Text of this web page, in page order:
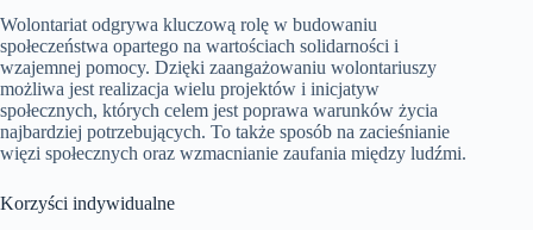
Wolontariat odgrywa kluczową rolę w budowaniu
społeczeństwa opartego na wartościach solidarności i
wzajemnej pomocy. Dzięki zaangażowaniu wolontariuszy
możliwa jest realizacja wielu projektów i inicjatyw
społecznych, których celem jest poprawa warunków życia
najbardziej potrzebujących. To także sposób na zacieśnianie
więzi społecznych oraz wzmacnianie zaufania między ludźmi.
Korzyści indywidualne